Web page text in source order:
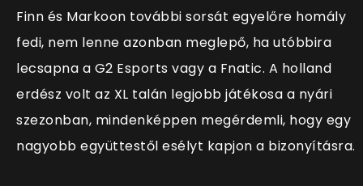
Finn és Markoon további sorsát egyelőre homály
fedi, nem lenne azonban meglepő, ha utóbbira
lecsapna a G2 Esports vagy a Fnatic. A holland
erdész volt az XL talán legjobb játékosa a nyári
szezonban, mindenképpen megérdemli, hogy egy
nagyobb együttestől esélyt kapjon a bizonyításra.